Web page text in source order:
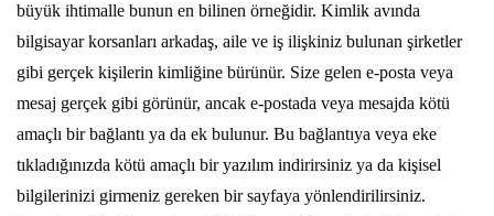
büyük ihtimalle bunun en bilinen örneğidir. Kimlik avında
bilgisayar korsanları arkadaş, aile ve iş ilişkiniz bulunan şirketler
gibi gerçek kişilerin kimliğine bürünür. Size gelen e-posta veya
mesaj gerçek gibi görünür, ancak e-postada veya mesajda kötü
amaçlı bir bağlantı ya da ek bulunur. Bu bağlantıya veya eke
tıkladığınızda kötü amaçlı bir yazılım indirirsiniz ya da kişisel
bilgilerinizi girmeniz gereken bir sayfaya yönlendirilirsiniz.